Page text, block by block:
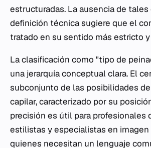
estructuradas. La ausencia de
definición técnica sugiere que el
tratado en su sentido más estricto
La clasificación como "tipo de
una jerarquía conceptual clara. El
subconjunto de las posibilidades
capilar, caracterizado por su
precisión es útil para profesionales
estilistas y especialistas en imagen
quienes necesitan un lenguaje